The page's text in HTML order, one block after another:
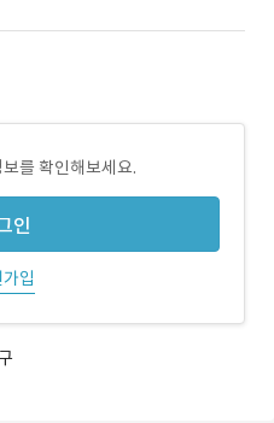
를 확인해보세요.
인
입